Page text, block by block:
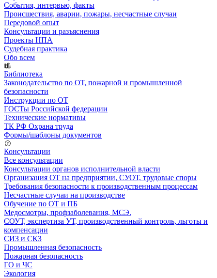
События, интервью, факты
Происшествия, аварии, пожары, несчастные случаи
Передовой опыт
Консультации и разъяснения
Проекты НПА
Судебная практика
Обо всем
Библиотека
Законодательство по ОТ, пожарной и промышленной
безопасности
Инструкции по ОТ
ГОСТы Российской федерации
Технические нормативы
ТК РФ Охрана труда
Формы/шаблоны документов
Консультации
Все консультации
Консультации органов исполнительной власти
Организация ОТ на предприятии, СУОТ, трудовые споры
Требования безопасности к производственным процессам
Несчастные случаи на производстве
Обучение по ОТ и ПБ
Медосмотры, профзаболевания, МСЭ.
СОУТ, экспертиза УТ, производственный контроль, льготы и
компенсации
СИЗ и СКЗ
Промышленная безопасность
Пожарная безопасность
ГО и ЧС
Экология